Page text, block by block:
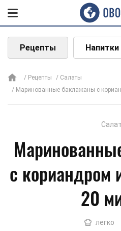
Рецепты Напитки
Рецепты
Салаты
Маринованные баклажаны с
с кориандром
20
легко